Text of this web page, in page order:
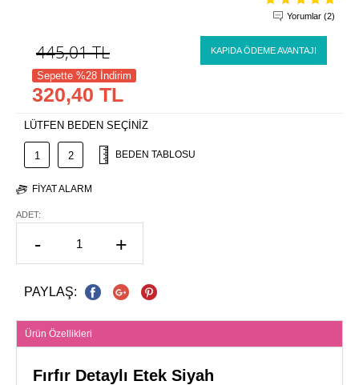
Yorumlar (2)
445,01TL KAPIDA ÖDEME AVANTAJI
Sepette %28 İndirim
320,40 TL
LÜTFEN BEDEN SEÇİNİZ
1 2 BEDEN TABLOSU
FIYAT ALARM
ADET:
- +
PAYLAŞ:
Ürün Özellikleri
Fırfır Detaylı Etek Siyah